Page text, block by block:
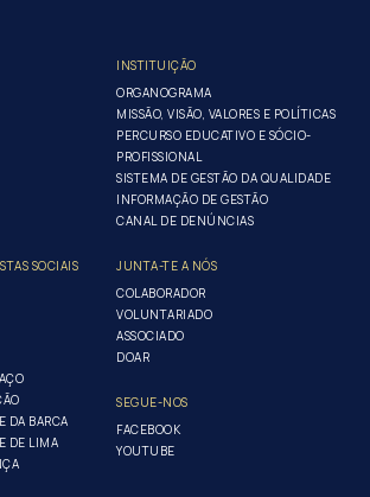
INSTITUIÇÃO
ORGANOGRAMA
MISSÃO, VISÃO, VALORES E POLÍTICAS
PERCURSO EDUCATIVO E SÓCIO-
PROFISSIONAL
SISTEMA DE GESTÃO DA QUALIDADE
INFORMAÇÃO DE GESTÃO
CANAL DE DENÚNCIAS
SOCIAIS
DA BARCA
DE LIMA
JUNTA-TE A NÓS
COLABORADOR
VOLUNTARIADO
ASSOCIADO
DOAR
SEGUE-NOS
FACEBOOK
YOUTUBE